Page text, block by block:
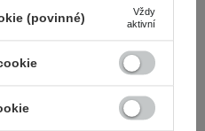
Mask after Acid
(povinné)
Vždy
aktivní